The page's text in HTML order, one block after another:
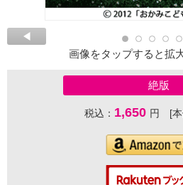
画像をタップすると拡
絶版
税込： 1,650 円 [本